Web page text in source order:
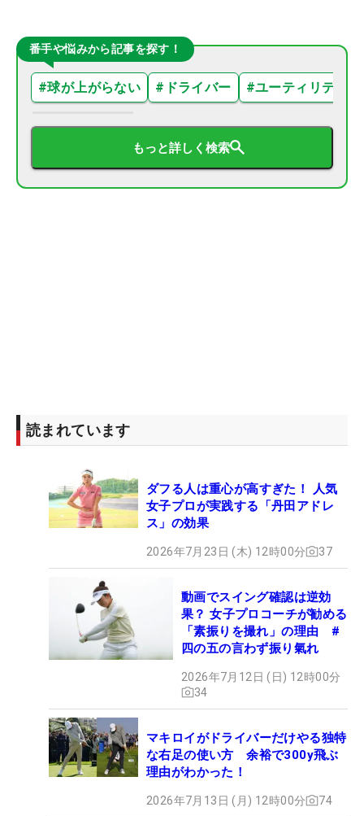
番手や悩みから記事を探す！
#球が上がらない # ドライバー #ユーティリティ
もっと詳しく検索
読まれています
ダフる人は重心が高すぎた！ 人気
女子プロが実践する「丹田アドレ
ス」の効果
2026年7月23日 (木) 12時00分 37
動画でスイング確認は逆効
果？ 女子プロコーチが勧める
「素振りを撮れ」の理由 #
四の五の言わず振り氣れ
2026年7月12日 (日) 12時00分
34
マキロイがドライバーだけやる独特
な右足の使い方 余裕で300y飛ぶ
理由がわかった！
2026年7月13日 (月) 12時00分 74